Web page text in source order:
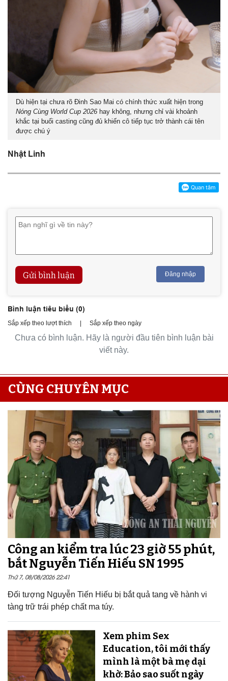
Dù hiện tại chưa rõ Đinh Sao Mai có chính thức xuất hiện trong
Nóng Cùng World Cup 2026 hay không, nhưng chỉ vài khoảnh
khắc tại buổi casting cũng đủ khiến cô tiếp tục trở thành cái tên
được chú ý
Nhật Linh
Gửi bình luận Đăng nhập
Bình luận tiêu biểu (0)
Sắp xếp theo lượt thích Sắp xếp theo ngày
Chưa có bình luận. Hãy là người đầu tiên bình luận bài
viết này.
CÙNG CHUYÊN MỤC
Công an kiểm tra lúc 23 giờ 55 phút,
bắt Nguyễn Tiến Hiếu SN 1995
Thứ 7, 08/08/2026 22:41
Đối tượng Nguyễn Tiến Hiếu bị bắt quả tang về hành vi
tàng trữ trái phép chất ma túy.
Xem phim Sex
Education, tôi mới thấy
mình là một bà mẹ dại
khờ: Bảo sao suốt ngày